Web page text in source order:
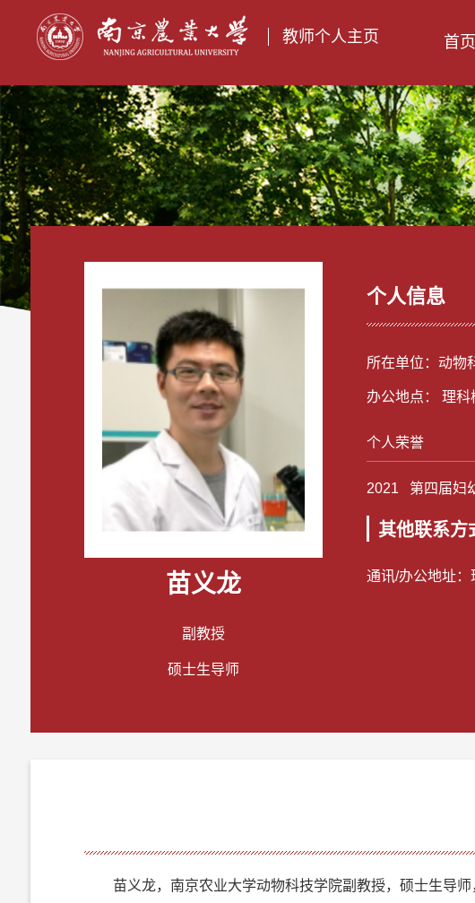
教师个人主页 首页
苗义龙
副教授
硕士生导师
个人信息
所在单位：动物
办公地点： 理科
个人荣誉
2021 第四届妇
其他联系方
通讯/办公地址：
苗义龙，南京农业大学动物科技学院副教授，硕士生导